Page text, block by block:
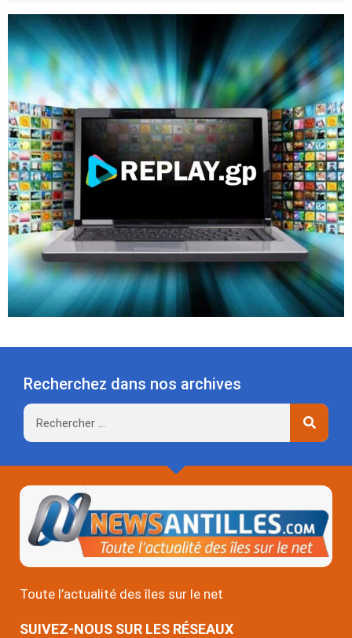
Recherchez dans nos archives
Rechercher
Toute l’actualité des îles sur le net
SUIVEZ-NOUS SUR LES RÉSEAUX